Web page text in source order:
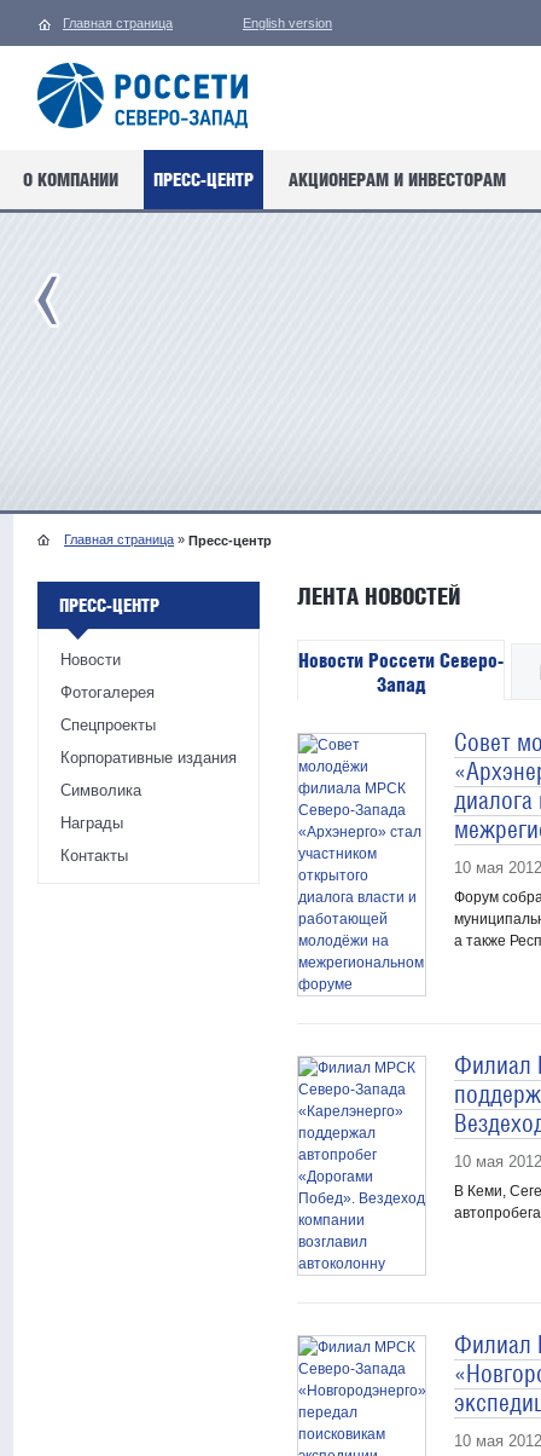
Главная страница English version
О КОМПАНИИ ПРЕСС-ЦЕНТР АКЦИОНЕРАМ И ИНВЕСТОРАМ
Главная страница » Пресс-центр
ПРЕСС-ЦЕНТР
Новости
Фотогалерея
Спецпроекты
Корпоративные издания
Символика
Награды
Контакты
ЛЕНТА НОВОСТЕЙ
Новости Россети Северо-
Запад
Совет
10 мая 2012
Форум
а также
Филиал
10 мая 2012
В Кеми,
Филиал
10 мая 2012